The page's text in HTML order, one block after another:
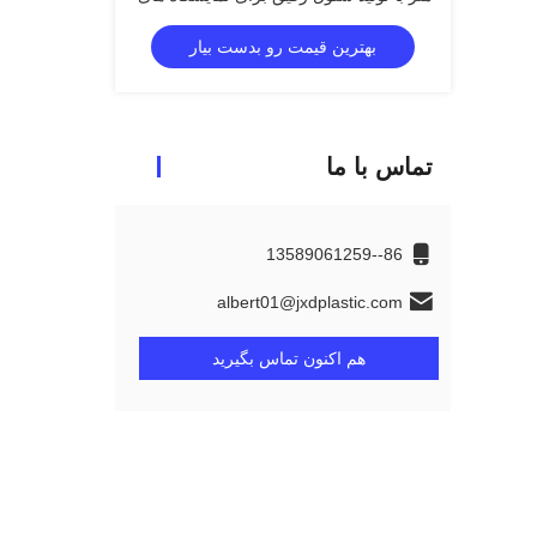
خرده فروشی
بهترین قیمت رو بدست بیار
تماس با ما
86--13589061259
albert01@jxdplastic.com
هم اکنون تماس بگیرید